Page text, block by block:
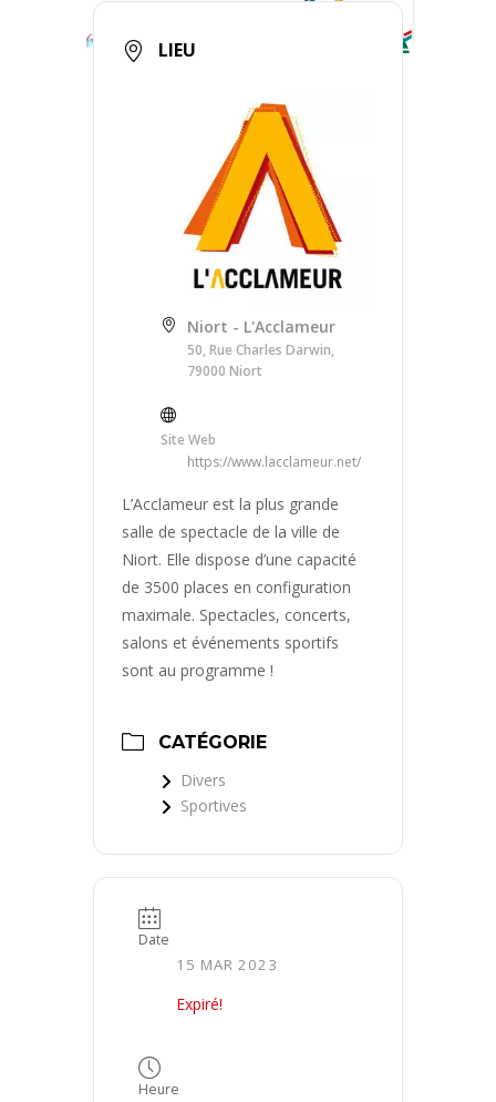
LIEU
Niort - L'Acclameur
50, Rue Charles Darwin,
79000 Niort
Site Web
https://www.lacclameur.net/
L’Acclameur est la plus grande
salle de spectacle de la ville de
Niort. Elle dispose d’une capacité
de 3500 places en configuration
maximale. Spectacles, concerts,
salons et événements sportifs
sont au programme !
CATÉGORIE
Divers
Sportives
Date
15 MAR 2023
Expiré!
Heure